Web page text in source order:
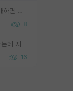
그보다도 신기할정도로 교수가 편애하면 그사람만 논문이 되더라구요 내용이 다른 사람보다 허접해도요
8
지방대 이 단어가 진짜 너무 짜증나는데 지방대면 다 그냥 쓰레기인가요? 무슨 말 같지도 않은 댓글들이 있는건지??? 지방에도 충분히 좋은 대학 많고 충분히 잘하는 교수님들 많습니다 포항공대 4개 IST 대표 지거국들 여기 모두 다 지방에 있고 여기 출신들 중에 교수하는 분들 적지 않습니다 지거국 출신이 무슨 교수를 하냐?라고 생각할 사람들 많은데 상위 대표 지거국에 아웃라이어들 많습니다 결국 개인의 연구역량과 실적이 중요합니다 이 역량을 펼치는데 있어서 지도교수와의 합도 중요합니다. 그리고 경력이 필요하면 해외포닥까지 다녀오세요
16